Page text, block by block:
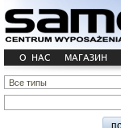
О НАС МАГАЗИН